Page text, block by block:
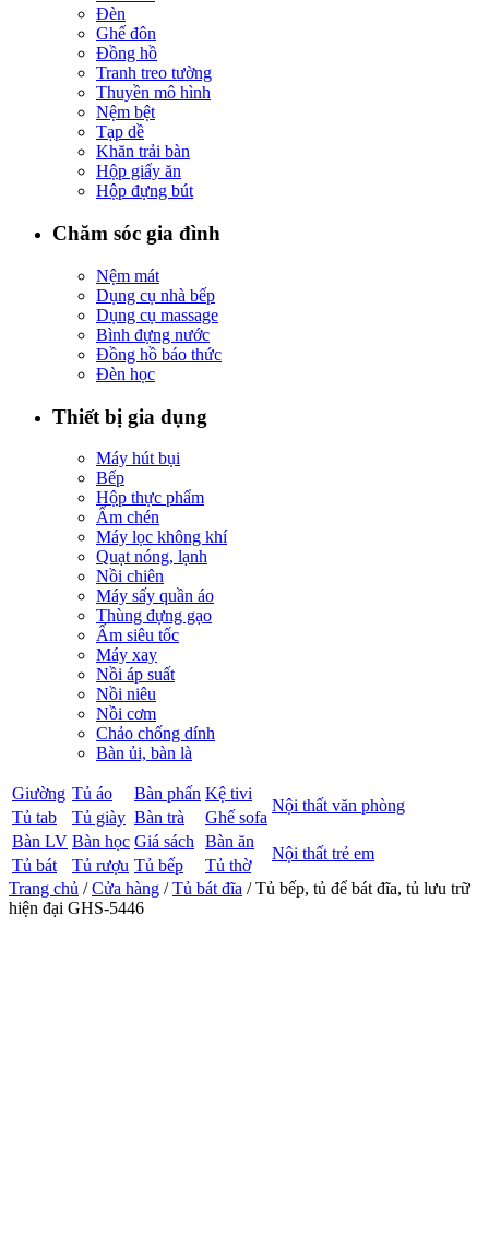
Đèn
Ghế đôn
Đồng hồ
Tranh treo tường
Thuyền mô hình
Nệm bệt
Tạp dề
Khăn trải bàn
Hộp giấy ăn
Hộp đựng bút
Chăm sóc gia đình
Nệm mát
Dụng cụ nhà bếp
Dụng cụ massage
Bình đựng nước
Đồng hồ báo thức
Đèn học
Thiết bị gia dụng
Máy hút bụi
Bếp
Hộp thực phẩm
Ấm chén
Máy lọc không khí
Quạt nóng, lạnh
Nồi chiên
Máy sấy quần áo
Thùng đựng gạo
Ấm siêu tốc
Máy xay
Nồi áp suất
Nồi niêu
Nồi cơm
Chảo chống dính
Bàn ủi, bàn là
Giường Tủ áo Bàn phấn Kệ tivi
Nội thất văn phòng
Tủ tab Tủ giày Bàn trà
Ghế sofa
Bàn LV Bàn học Giá sách Bàn ăn
Nội thất trẻ em
Tủ bát Tủ rượu Tủ bếp
Tủ thờ
Trang chủ /Cửa hàng /Tủ bát đĩa / Tủ bếp, tủ để bát đĩa, tủ lưu trữ
hiện đại GHS-5446